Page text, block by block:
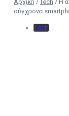
Αρχική / Tech / Η
σύγχρονα
Tech